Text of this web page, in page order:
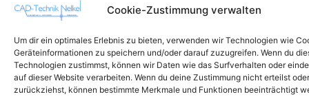
Cookie-Zustimmung verwalten
Um dir ein optimales Erlebnis zu bieten, verwenden wir Technologien wie
Geräteinformationen zu speichern und/oder darauf zuzugreifen. Wenn du
Technologien zustimmst, können wir Daten wie das Surfverhalten oder
auf dieser Website verarbeiten. Wenn du deine Zustimmung nicht erteilst oder
zurückziehst, können bestimmte Merkmale und Funktionen beeinträchtigt